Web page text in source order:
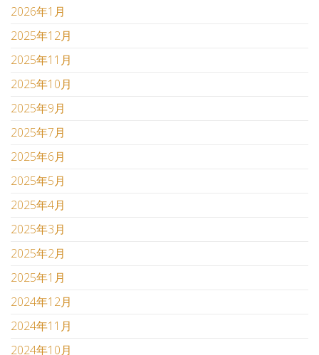
2026年1月
2025年12月
2025年11月
2025年10月
2025年9月
2025年7月
2025年6月
2025年5月
2025年4月
2025年3月
2025年2月
2025年1月
2024年12月
2024年11月
2024年10月